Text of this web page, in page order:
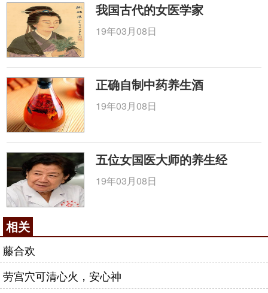
我国古代的女医学家
19年03月08日
正确自制中药养生酒
19年03月08日
五位女国医大师的养生经
19年03月08日
相关
藤合欢
劳宫穴可清心火，安心神